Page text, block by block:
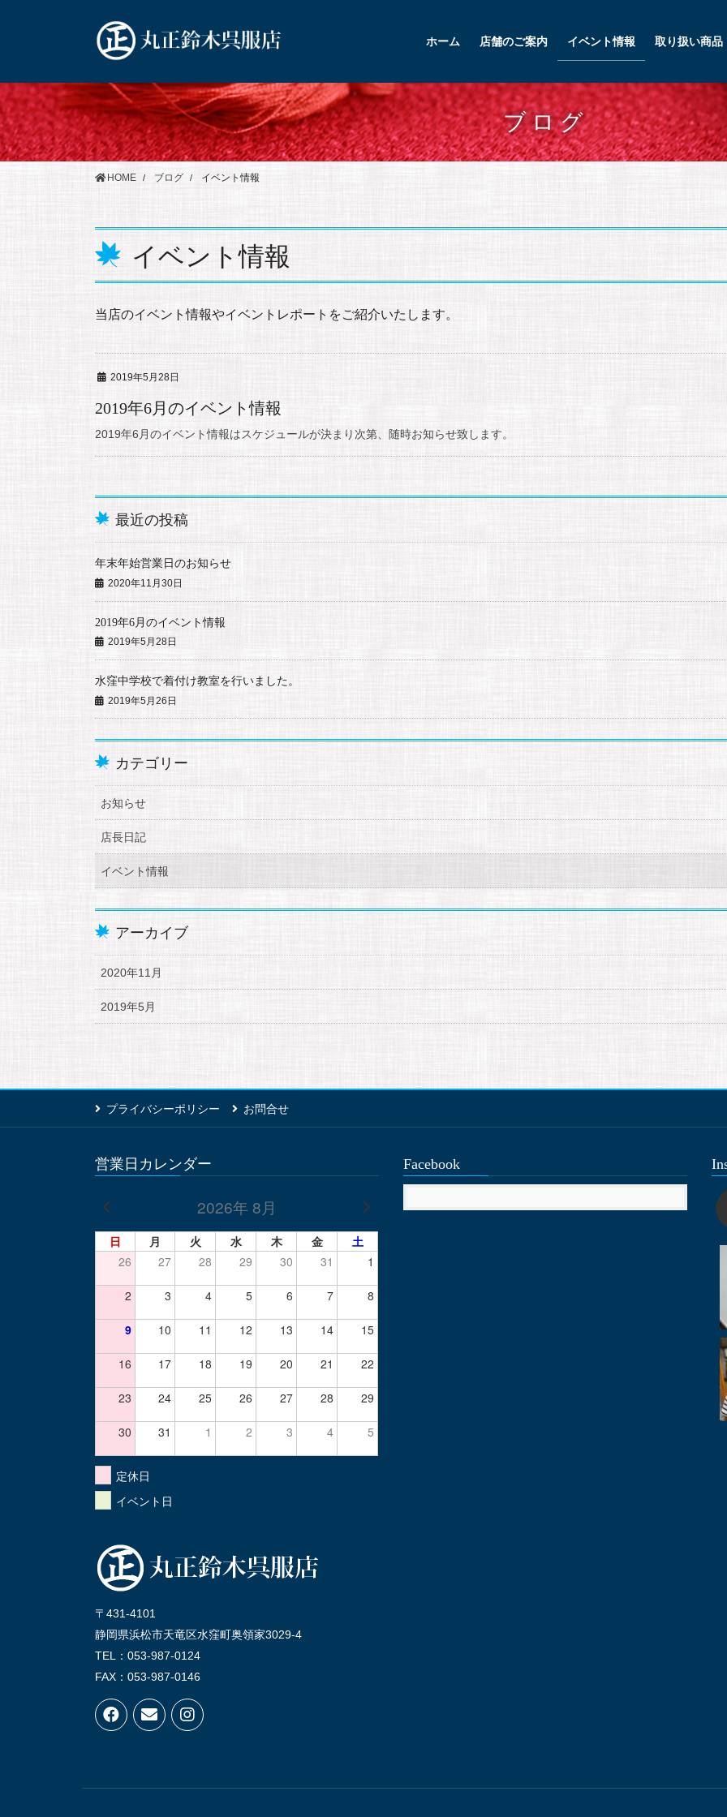
ツ
に
移
動
シ
ョ
ン
に
移
ホーム 店舗のご案内 イベント情報 取り扱い商品
ブログ
HOME ブログ イベント情報
イベント情報
当店のイベント情報やイベントレポートをご紹介いたします。
2019年5月28日
2019年6月のイベント情報
2019年6月のイベント情報はスケジュールが決まり次第、随時お知らせ致します。
最近の投稿
年末年始営業日のお知らせ
2020年11月30日
2019年6月のイベント情報
2019年5月28日
水窪中学校で着付け教室を行いました。
2019年5月26日
カテゴリー
お知らせ
店長日記
イベント情報
アーカイブ
2020年11月
2019年5月
プライバシーポリシー お問合せ
営業日カレンダー
2026年 8月
日 月 火 水 木 金
土
26
27 28 29 30 31 1
2 3 4 5 6 7 8
9 10 11 12 13 14 15
16 17 18 19 20 21 22
23 24 25 26 27 28 29
30 31 1 2 3 4 5
定休日
イベント日
〒431-4101
静岡県浜松市天竜区水窪町奥領家3029-4
TEL：053-987-0124
FAX：053-987-0146
Facebook